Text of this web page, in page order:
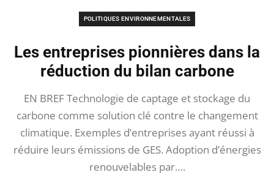
POLITIQUES ENVIRONNEMENTALES
Les entreprises pionnières dans la
réduction du bilan carbone
EN BREF Technologie de captage et stockage du
carbone comme solution clé contre le changement
climatique. Exemples d’entreprises ayant réussi à
réduire leurs émissions de GES. Adoption d’énergies
renouvelables par….